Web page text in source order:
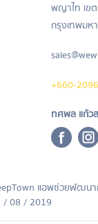
พญาไท เข
กรุงเทพมห
+660-
ทศพล แก้ว
แอพช่วยพัฒน
/ 08 / 2019